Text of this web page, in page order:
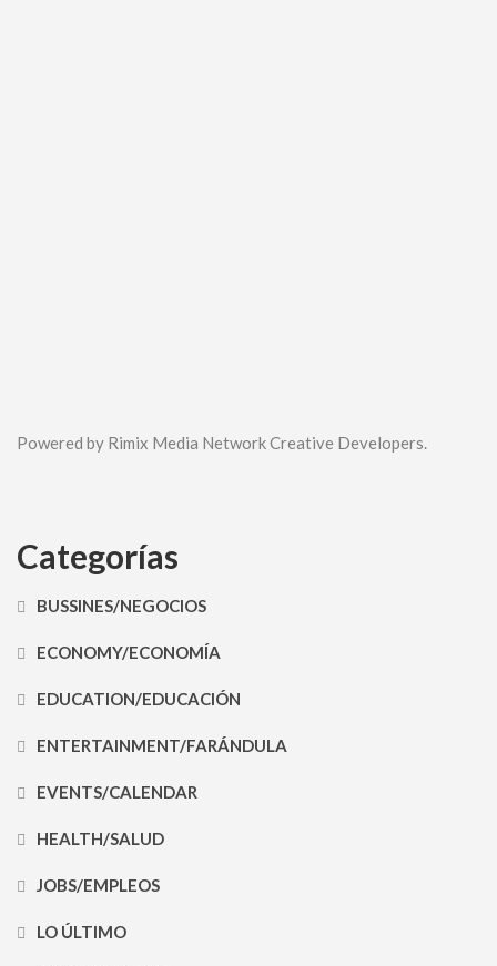
Powered by Rimix Media Network Creative Developers.
Categorías
BUSSINES/NEGOCIOS
ECONOMY/ECONOMÍA
EDUCATION/EDUCACIÓN
ENTERTAINMENT/FARÁNDULA
EVENTS/CALENDAR
HEALTH/SALUD
JOBS/EMPLEOS
LO ÚLTIMO